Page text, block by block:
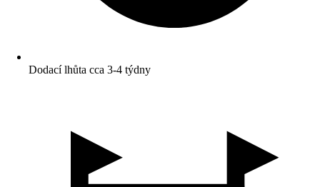
Dodací lhůta cca 3-4 týdny